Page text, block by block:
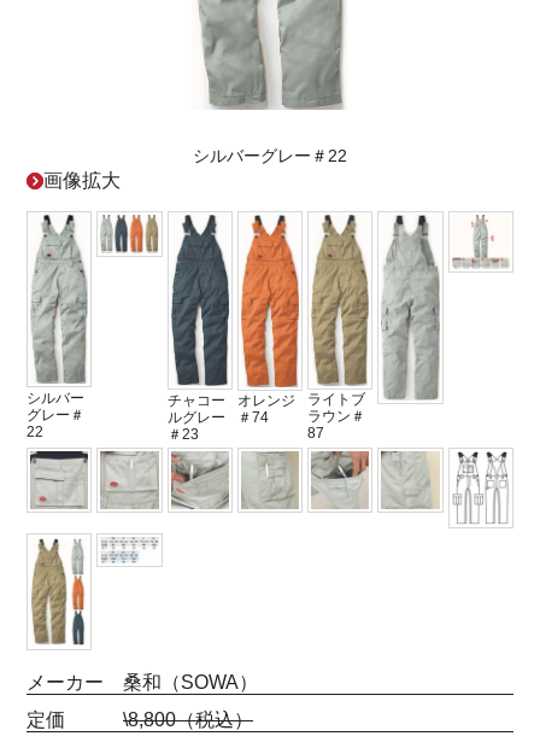
シルバーグレー＃22
画像拡大
シルバー
グレー＃
22
チャコー
ルグレー
＃23
オレンジ
＃74
ライトブ
ラウン＃
87
メーカー 桑和（SOWA）
定価 \8,800（税込）